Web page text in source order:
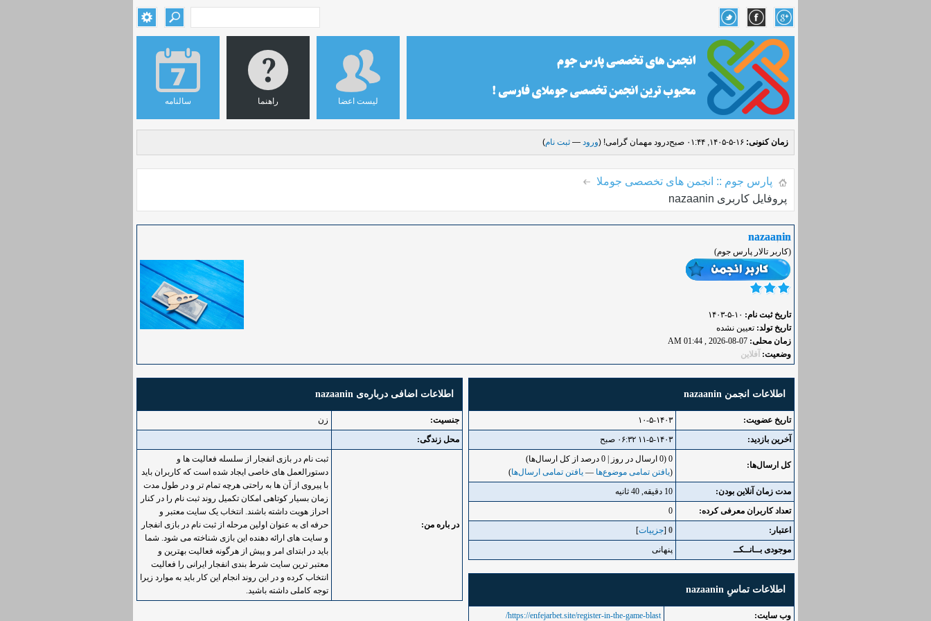
سالنامه راهنما لیست اعضا
زمان کنونی: ۱۶-۵-۱۴۰۵, ۰۱:۴۴ صبح درود مهمان گرامی! (ورود — ثبت نام)
پارس جوم :: انجمن های تخصصی جوملا
پروفایل کاربری nazaanin
nazaanin
(کاربر تالار پارس جوم)
تاریخ ثبت نام: ۱۰-۵-۱۴۰۳
تاریخ تولد: تعیین نشده
زمان محلی: 07-08-2026 , 01:44 AM
وضعیت: آفلاین
اطلاعات انجمن nazaanin
تاریخ عضویت:
۱۰-۵-۱۴۰۳
آخرین بازدید:
۱۱-۵-۱۴۰۳ ۰۶:۳۲ صبح
کل ارسال‌ها:
0 (0 ارسال در روز | 0 درصد از کل ارسال‌ها)
(یافتن تمامی موضوع‌ها — یافتن تمامی ارسال‌ها)
مدت زمان آنلاین بودن:
10 دقیقه, 40 ثانیه
تعداد کاربران معرفی کرده:
0
اعتبار:
0
[جزییات]
موجودی بــانــکــ
پنهانی
اطلاعات تماسِ nazaanin
وب‌ سایت: https://enfejarbet.site/register-in-the-game-blast/
اطلاعات اضافی درباره‌ی nazaanin
جنسیت:
زن
محل زندگی:
در باره من:
ثبت نام در بازی انفجار از سلسله فعالیت ها و
دستورالعمل های خاصی ایجاد شده است که کاربران باید
با پیروی از آن ها به راحتی هرچه تمام تر و در طول مدت
زمان بسیار کوتاهی امکان تکمیل روند ثبت نام را در کنار
احراز هویت داشته باشند. انتخاب یک سایت معتبر و
حرفه ای به عنوان اولین مرحله از ثبت نام در بازی انفجار
و سایت های ارائه دهنده این بازی شناخته می شود. شما
باید در ابتدای امر و پیش از هرگونه فعالیت بهترین و
معتبر ترین سایت شرط بندی انفجار ایرانی را فعالیت
انتخاب کرده و در این روند انجام این کار باید به موارد زیرا
توجه کاملی داشته باشید.